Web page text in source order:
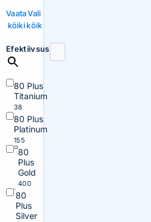
Vaata
kõiki
Vali
kõik
Efektiivsus
80 Plus
Titanium
38
80 Plus
Platinum
155
80
Plus
Gold
400
80
Plus
Silver